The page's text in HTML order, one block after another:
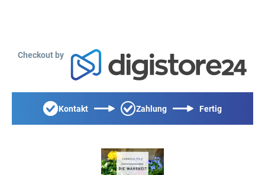
Checkout by
Kontakt Zahlung Fertig